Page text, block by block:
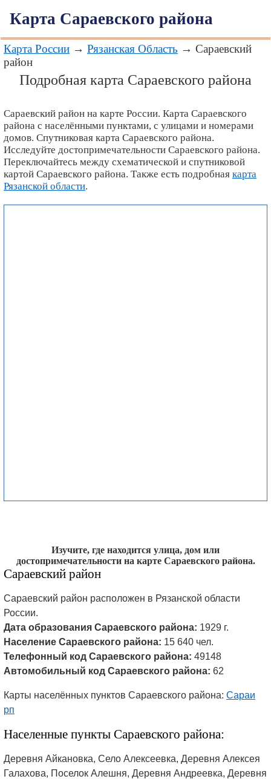
Карта Сараевского района
Карта России → Рязанская Область → Сараевский
район
Подробная карта Сараевского района
Сараевский район на карте России. Карта Сараевского
района с населёнными пунктами, с улицами и номерами
домов. Спутниковая карта Сараевского района.
Исследуйте достопримечательности Сараевского района.
Переключайтесь между схематической и спутниковой
картой Сараевского района. Также есть подробная карта
Рязанской области.
Изучите, где находится улица, дом или
достопримечательности на карте Сараевского района.
Сараевский район
Сараевский район расположен в Рязанской области
России.
Дата образования Сараевского района: 1929 г.
Население Сараевского района: 15 640 чел.
Телефонный код Сараевского района: 49148
Автомобильный код Сараевского района: 62
Карты населённых пунктов Сараевского района: Сараи
рп
Населенные пункты Сараевского района:
Деревня Айкановка, Село Алексеевка, Деревня Алексея
Галахова, Поселок Алешня, Деревня Андреевка, Деревня